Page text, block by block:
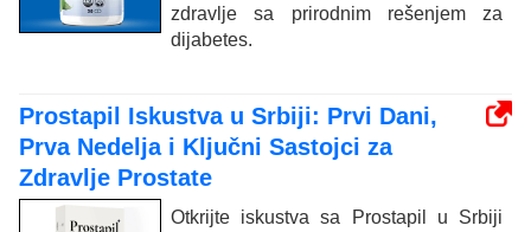
zdravlje sa prirodnim rešenjem za
dijabetes.
Prostapil Iskustva u Srbiji: Prvi Dani,
Prva Nedelja i Ključni Sastojci za
Zdravlje Prostate
Otkrijte iskustva sa Prostapil u Srbiji